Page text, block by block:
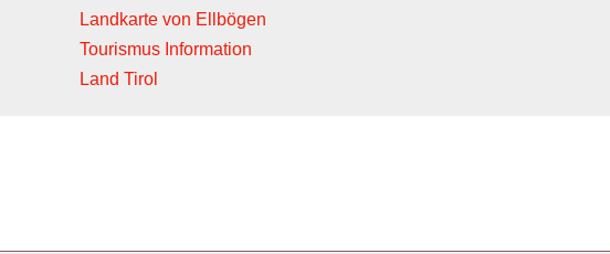
Landkarte von Ellbögen
Tourismus Information
Land Tirol